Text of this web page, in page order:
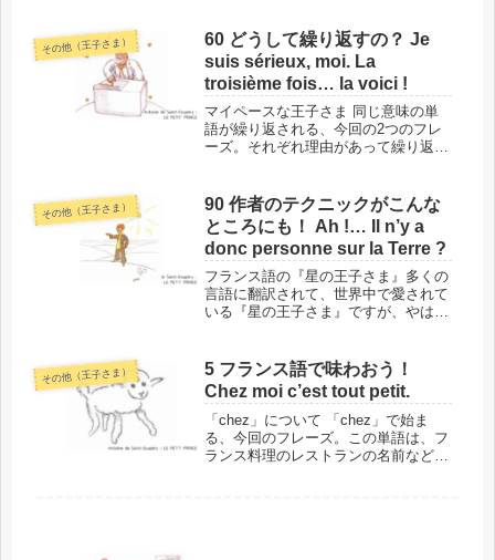
の、「わたし」は目的語になっていま
す。こうした表現こそが、フランス語
ら...
その他（王子さま）
60 どうして繰り返すの？ Je
suis sérieux, moi. La
troisième fois… la voici !
マイペースな王子さま 同じ意味の単
語が繰り返される、今回の2つのフレ
ーズ。それぞれ理由があって繰り返さ
スなのです。このフレーズの場所と背
景 では、単語に入る前に、今回の
「J...
その他（王子さま）
90 作者のテクニックがこんな
ところにも！ Ah !… Il n’y a
donc personne sur la Terre ?
フランス語の『星の王子さま』多くの
言語に翻訳されて、世界中で愛されて
いる『星の王子さま』ですが、やはり
とがあります。今回のフレーズも、そ
のうちの1つ。ぜひ、フランス語で味
わ...
その他（王子さま）
5 フランス語で味わおう！
Chez moi c’est tout petit.
「chez」について 「chez」で始ま
る、今回のフレーズ。この単語は、フ
ランス料理のレストランの名前などに